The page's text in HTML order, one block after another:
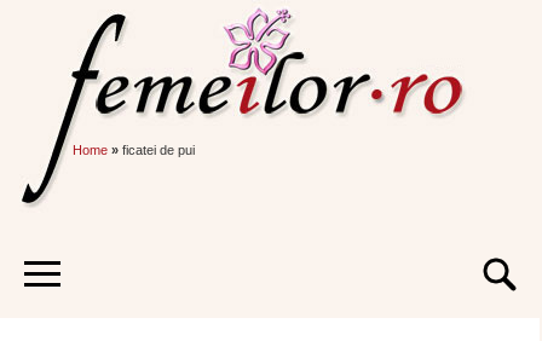
Home » ficatei de pui